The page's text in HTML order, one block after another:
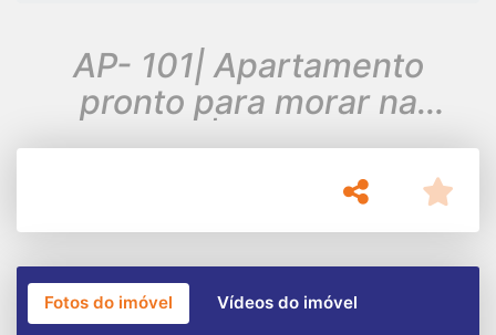
AP- 101| Apartamento
pronto para morar na
Prainha |Aquiraz -CE.
Fotos do imóvel Vídeos do imóvel